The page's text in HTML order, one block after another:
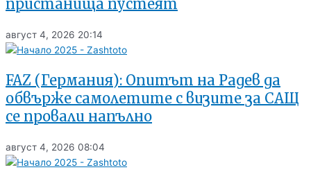
пристанища пустеят
август 4, 2026 20:14
FAZ (Германия): Опитът на Радев да
обвърже самолетите с визите за САЩ
се провали напълно
август 4, 2026 08:04